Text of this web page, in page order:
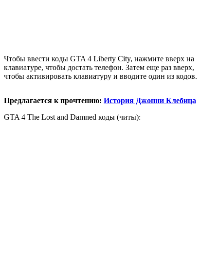
Чтобы ввести коды GTA 4 Liberty City, нажмите вверх на
клавиатуре, чтобы достать телефон. Затем еще раз вверх,
чтобы активировать клавиатуру и вводите один из кодов.
Предлагается к прочтению: История Джонни Клебица
GTA 4 The Lost and Damned коды (читы):